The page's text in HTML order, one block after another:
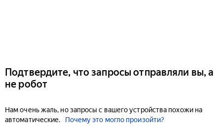
Подтвердите, что запросы отправляли вы, а
не робот
Нам очень жаль, но запросы с вашего устройства похожи на
автоматические.
Почему это могло произойти?